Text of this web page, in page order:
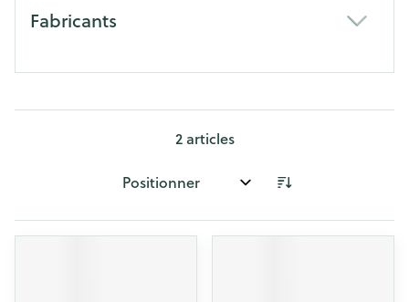
Fabricants
2articles
Trier par: